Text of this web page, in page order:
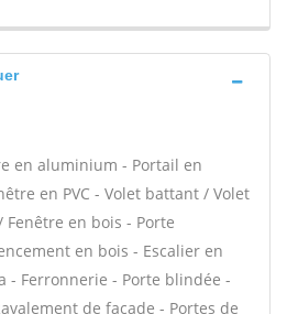
en aluminium - Portail en
en PVC - Volet battant / Volet
Fenêtre en bois - Porte
en bois - Escalier en
- Ferronnerie - Porte blindée -
de façade - Portes de